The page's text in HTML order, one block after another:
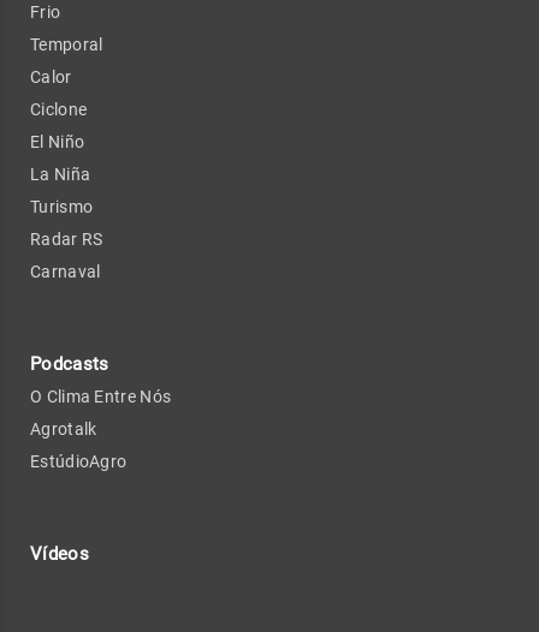
Frio
Temporal
Calor
Ciclone
El Niño
La Niña
Turismo
Radar RS
Carnaval
Podcasts
O Clima Entre Nós
Agrotalk
EstúdioAgro
Vídeos